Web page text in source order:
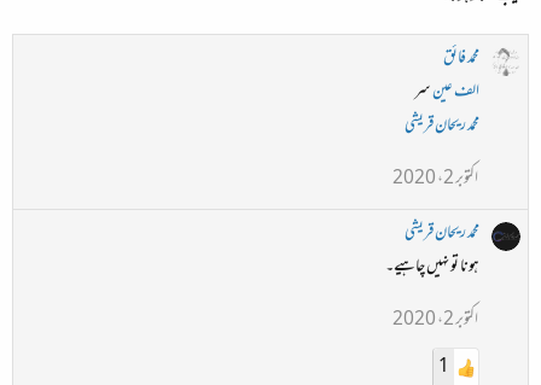
محمد فائق
الف عینسر
محمد ریحان قریشی
اکتوبر 2، 2020
محمد ریحان قریشی
ہونا تو نہیں چاہیے۔
اکتوبر 2، 2020
1